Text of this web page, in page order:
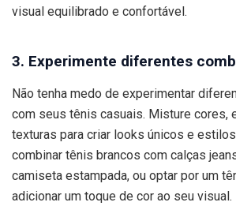
visual equilibrado e confortável.
3. Experimente diferentes
Não tenha medo de experimentar
com seus tênis casuais. Misture cores,
texturas para criar looks únicos e
combinar tênis brancos com calças
camiseta estampada, ou optar por um
adicionar um toque de cor ao seu visual.